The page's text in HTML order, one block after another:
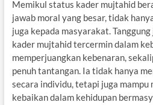
Memikul status kader mujtahid
jawab moral yang besar, tidak
juga kepada masyarakat.
kader mujtahid tercermin dalam
memperjuangkan kebenaran,
penuh tantangan. Ia tidak hanya
secara individu, tetapi juga
kebaikan dalam kehidupan